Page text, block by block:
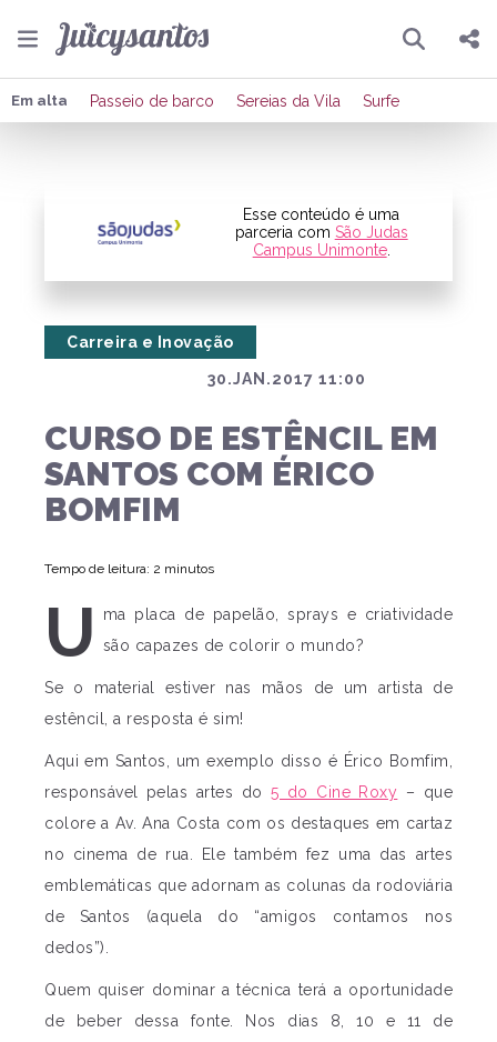
Pesquisar
Compartilhar
Publicar no Facebook
Em alta Passeio de barco Sereias da Vila Surfe
Esse conteúdo é uma
parceria com São Judas
Campus Unimonte.
30.JAN.2017 11:00
Carreira e Inovação
CURSO DE ESTÊNCIL EM
SANTOS COM ÉRICO
BOMFIM
Tempo de leitura: 2 minutos
U
ma placa de papelão, sprays e criatividade
são capazes de colorir o mundo?
Se o material estiver nas mãos de um artista de
estêncil, a resposta é sim!
Aqui em Santos, um exemplo disso é Érico Bomfim,
responsável pelas artes do 5 do Cine Roxy – que
colore a Av. Ana Costa com os destaques em cartaz
no cinema de rua. Ele também fez uma das artes
emblemáticas que adornam as colunas da rodoviária
de Santos (aquela do “amigos contamos nos
dedos”).
Quem quiser dominar a técnica terá a oportunidade
de beber dessa fonte. Nos dias 8, 10 e 11 de